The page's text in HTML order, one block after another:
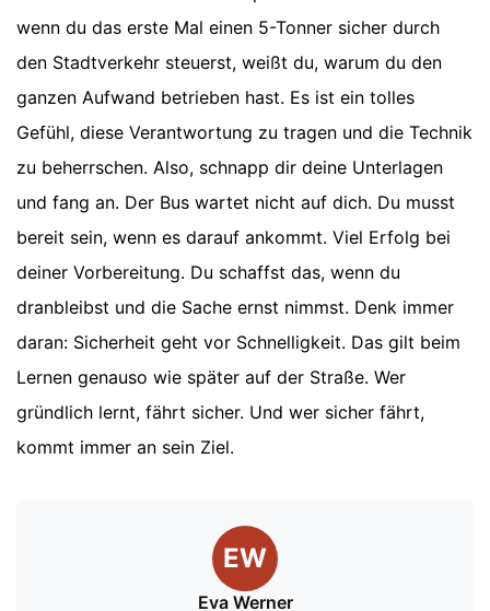
wenn du das erste Mal einen 5-Tonner sicher durch
den Stadtverkehr steuerst, weißt du, warum du den
ganzen Aufwand betrieben hast. Es ist ein tolles
Gefühl, diese Verantwortung zu tragen und die Technik
zu beherrschen. Also, schnapp dir deine Unterlagen
und fang an. Der Bus wartet nicht auf dich. Du musst
bereit sein, wenn es darauf ankommt. Viel Erfolg bei
deiner Vorbereitung. Du schaffst das, wenn du
dranbleibst und die Sache ernst nimmst. Denk immer
daran: Sicherheit geht vor Schnelligkeit. Das gilt beim
Lernen genauso wie später auf der Straße. Wer
gründlich lernt, fährt sicher. Und wer sicher fährt,
kommt immer an sein Ziel.
EW
Eva Werner